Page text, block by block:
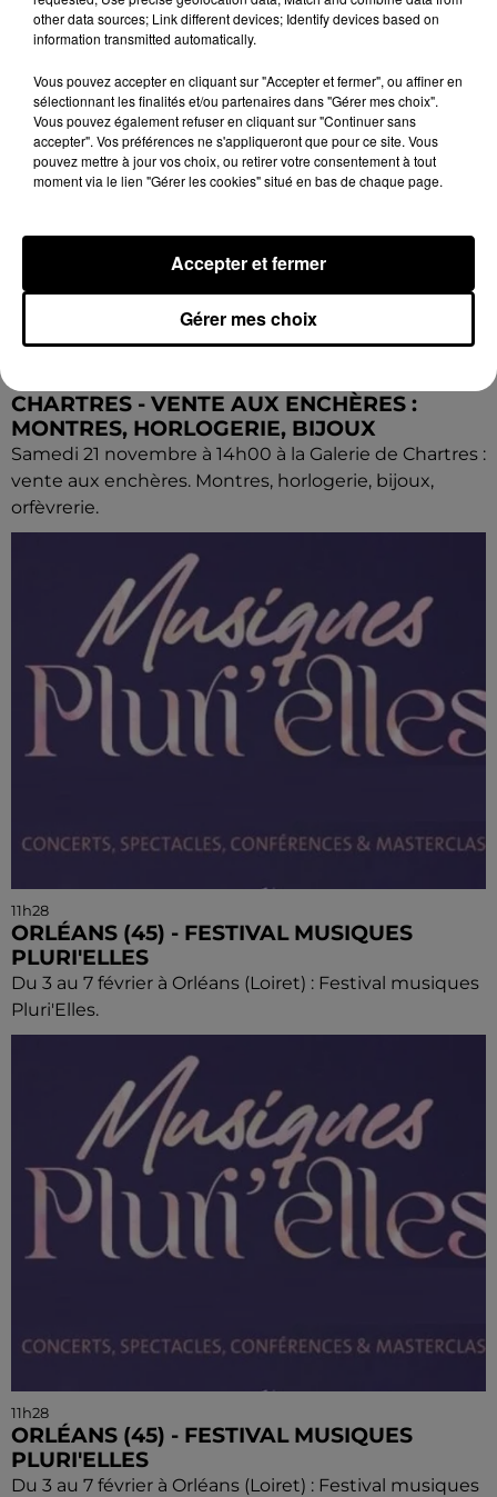
CHARTRES - VENTE AUX ENCHÈRES :
MONTRES, HORLOGERIE, BIJOUX
Samedi 21 novembre à 14h00 à la Galerie de Chartres :
vente aux enchères. Montres, horlogerie, bijoux,
orfèvrerie.
11h28
ORLÉANS (45) - FESTIVAL MUSIQUES
PLURI'ELLES
Du 3 au 7 février à Orléans (Loiret) : Festival musiques
Pluri'Elles.
11h28
ORLÉANS (45) - FESTIVAL MUSIQUES
PLURI'ELLES
Du 3 au 7 février à Orléans (Loiret) : Festival musiques
other data sources; Link different devices; Identify devices based on
information transmitted automatically.
Vous pouvez accepter en cliquant sur "Accepter et fermer", ou affiner en
sélectionnant les finalités et/ou partenaires dans "Gérer mes choix".
Vous pouvez également refuser en cliquant sur "Continuer sans
accepter". Vos préférences ne s'appliqueront que pour ce site. Vous
pouvez mettre à jour vos choix, ou retirer votre consentement à tout
moment via le lien "Gérer les cookies" situé en bas de chaque page.
Gérer mes choix
Accepter et fermer